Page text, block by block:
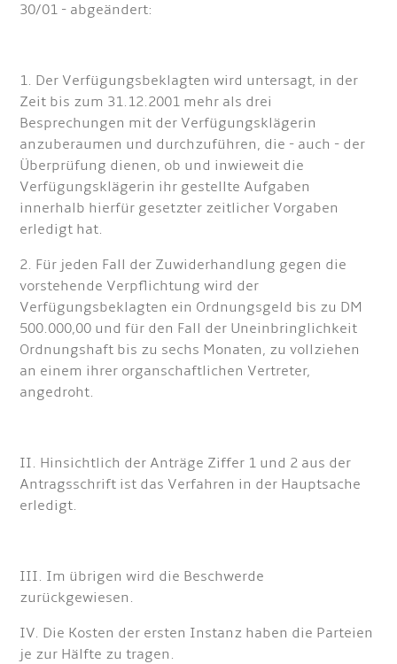
30/01 - abgeändert:
1. Der Verfügungsbeklagten wird untersagt, in der
Zeit bis zum 31.12.2001 mehr als drei
Besprechungen mit der Verfügungsklägerin
anzuberaumen und durchzuführen, die - auch - der
Überprüfung dienen, ob und inwieweit die
Verfügungsklägerin ihr gestellte Aufgaben
innerhalb hierfür gesetzter zeitlicher Vorgaben
erledigt hat.
2. Für jeden Fall der Zuwiderhandlung gegen die
vorstehende Verpflichtung wird der
Verfügungsbeklagten ein Ordnungsgeld bis zu DM
500.000,00 und für den Fall der Uneinbringlichkeit
Ordnungshaft bis zu sechs Monaten, zu vollziehen
an einem ihrer organschaftlichen Vertreter,
angedroht.
II. Hinsichtlich der Anträge Ziffer 1 und 2 aus der
Antragsschrift ist das Verfahren in der Hauptsache
erledigt.
III. Im übrigen wird die Beschwerde
zurückgewiesen.
IV. Die Kosten der ersten Instanz haben die Parteien
je zur Hälfte zu tragen.